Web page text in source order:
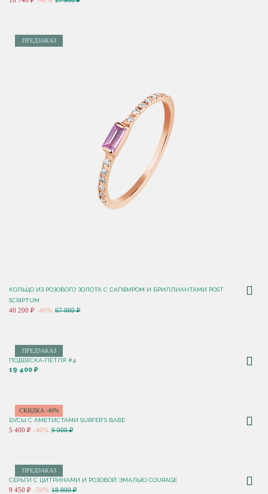
ПРЕДЗАКАЗ
КОЛЬЦО ИЗ РОЗОВОГО ЗОЛОТА С САПФИРОМ И БРИЛЛИАНТАМИ POST
SCRIPTUM
40 200 ₽ -40% 67 000 ₽
ПРЕДЗАКАЗ
ПОДВЕСКА-ПЕТЛЯ #4
19 400 ₽
СКИДКА -40%
БУСЫ С АМЕТИСТАМИ SURFER'S BABE
5 400 ₽ -40% 9 000 ₽
ПРЕДЗАКАЗ
СЕРЬГИ С ЦИТРИНАМИ И РОЗОВОЙ ЭМАЛЬЮ COURAGE
9 450 ₽ -50% 18 900 ₽